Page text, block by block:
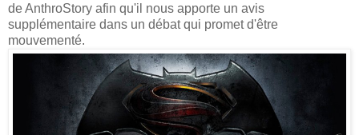
de AnthroStory afin qu'il nous apporte un avis
supplémentaire dans un débat qui promet d'être
mouvementé.